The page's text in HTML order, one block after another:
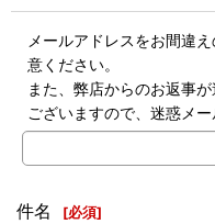
メールアドレスをお間違
意ください。
また、弊店からのお返事
ございますので、迷惑メ
件名 [必須]